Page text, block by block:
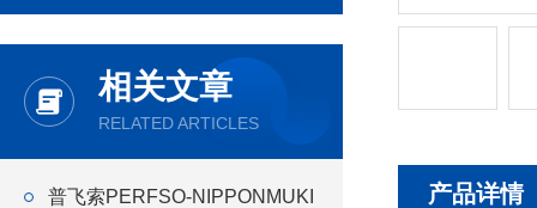
相关文章
RELATED ARTICLES
普飞索PERFSO-NIPPONMUKI
产品详情